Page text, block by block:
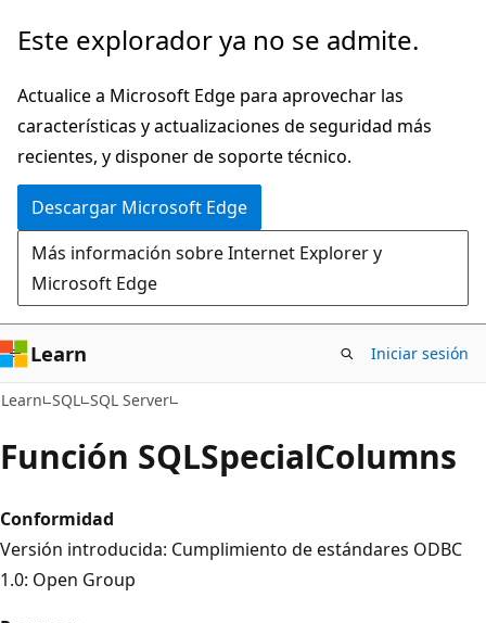
Ir
contenido
principal
Este explorador ya no se admite.
Actualice a Microsoft Edge para aprovechar las
características y actualizaciones de seguridad más
recientes, y disponer de soporte técnico.
Descargar Microsoft Edge
Más información sobre Internet Explorer y
Microsoft Edge
Learn Iniciar sesión
Learn SQL SQL Server
Función SQLSpecialColumns
Conformidad
Versión introducida: Cumplimiento de estándares ODBC
1.0: Open Group